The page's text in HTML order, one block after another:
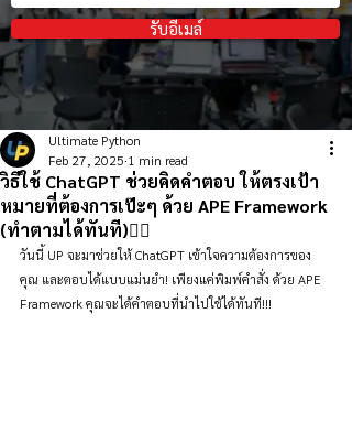
รับอีเมล์
วิธีใช้ ChatGPT ช่วยคิดคำตอบ ให้ตรงเป้า
หมายที่ต้องการเป๊ะๆ ด้วย APE Framework
(ทำตามได้ทันที)👇🏻
Ultimate Python
Feb 27, 2025 1 min read
วันนี้ UP จะมาช่วยให้ ChatGPT เข้าใจความต้องการของ
คุณ และตอบได้แบบแม่นยำ! เพียงแค่พิมพ์คำสั่ง ด้วย APE
Framework คุณจะได้คำตอบที่นำไปใช้ได้ทันที!!!